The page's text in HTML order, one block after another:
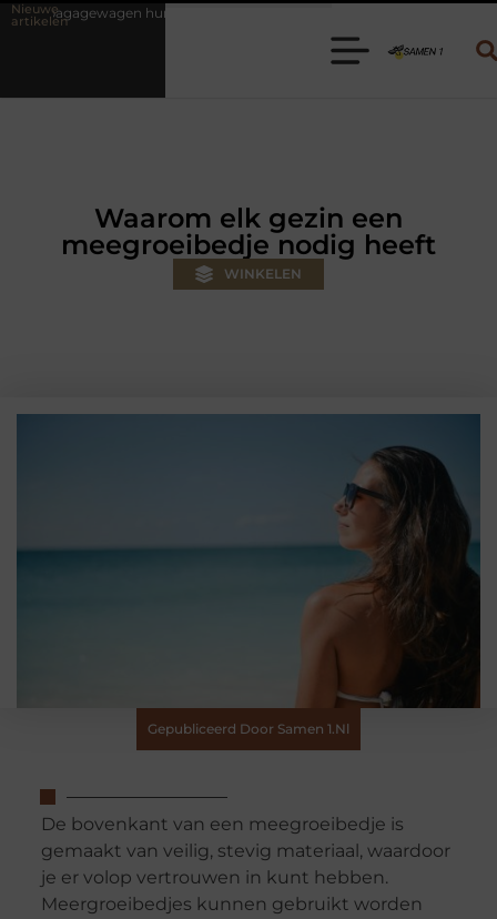
Nieuwe
artikelenKies de juiste aanhanger voor jouw klus
Waarom elk gezin een
meegroeibedje nodig heeft
WINKELEN
Gepubliceerd Door Samen 1.nl
De bovenkant van een meegroeibedje is
gemaakt van veilig, stevig materiaal, waardoor
je er volop vertrouwen in kunt hebben.
Meergroeibedjes kunnen gebruikt worden